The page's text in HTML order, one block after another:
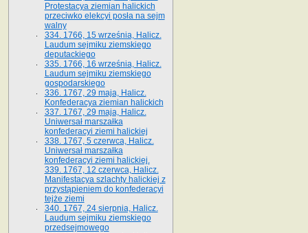
Protestacya ziemian halickich
przeciwko elekcyi posła na sejm
walny
334. 1766, 15 września, Halicz.
Laudum sejmiku ziemskiego
deputackiego
335. 1766, 16 września, Halicz.
Laudum sejmiku ziemskiego
gospodarskiego
336. 1767, 29 maja, Halicz.
Konfederacya ziemian halickich
337. 1767, 29 maja, Halicz.
Uniwersał marszałka
konfederacyi ziemi halickiej
338. 1767, 5 czerwca, Halicz.
Uniwersał marszałka
konfederacyi ziemi halickiej.
339. 1767, 12 czerwca, Halicz.
Manifestacya szlachty halickiej z
przystąpieniem do konfederacyi
tejże ziemi
340. 1767, 24 sierpnia, Halicz.
Laudum sejmiku ziemskiego
przedsejmowego